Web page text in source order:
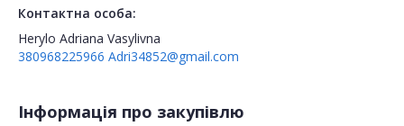
Контактна особа:
Herylo Adriana Vasylivna
380968225966 Adri34852@gmail.com
Інформація про закупівлю